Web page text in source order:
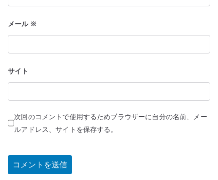
メール ※
サイト
次回のコメントで使用するためブラウザーに自分の名前、メー
ルアドレス、サイトを保存する。